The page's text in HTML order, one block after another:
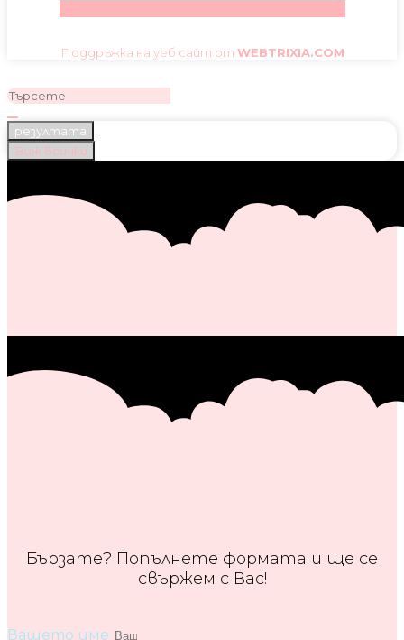
Поддръжка на уеб сайт от WEBTRIXIA.COM
резултата
Виж всички
Бързате? Попълнете формата и ще се
свържем с Вас!
Вашето име